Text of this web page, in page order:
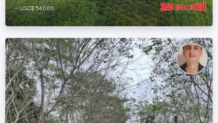
~ USD$ 54,000